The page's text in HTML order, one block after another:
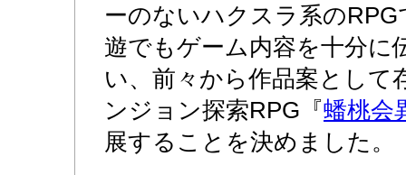
ーのないハクスラ系の
遊でもゲーム内容を十分に
い、前々から作品案として
ンジョン探索RPG『蟠桃会
展することを決めました。